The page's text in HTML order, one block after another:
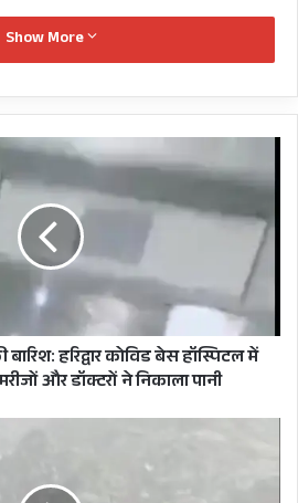
हैं
CHAKRATA
Show More
हरिद्वार कोविड बेस हॉस्पिटल में
और डॉक्टरों ने निकाला पानी